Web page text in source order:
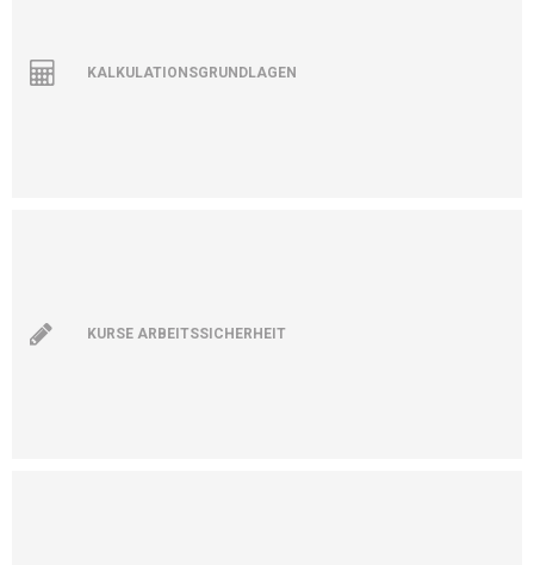
KALKULATIONSGRUNDLAGEN
KURSE ARBEITSSICHERHEIT